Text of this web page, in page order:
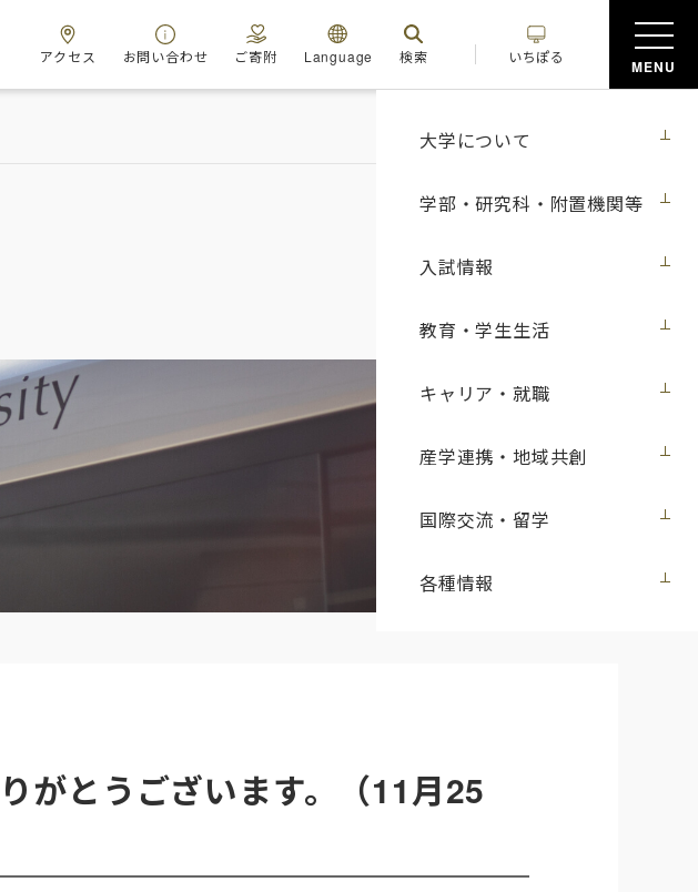
大学について
学部・研究科・附置機関等
入試情報
教育・学生生活
キャリア・就職
産学連携・地域共創
国際交流・留学
各種情報
アクセス お問い合わせ ご寄附 Language 検索 いちぽる
MENU
がとうございます。（11月25